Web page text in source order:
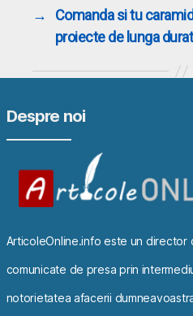
→
Comanda si tu
proiecte de lunga
Despre noi
ArticoleOnline.info este un director
comunicate de presa prin
notorietatea afacerii